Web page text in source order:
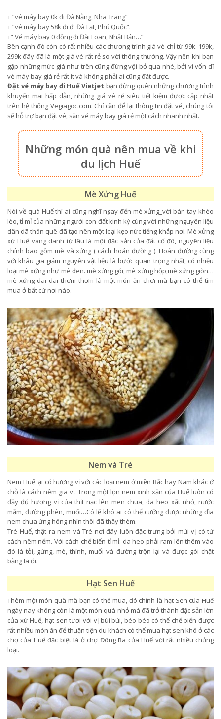
+ “vé máy bay 0k đi Đà Nẵng, Nha Trang”
+ “vé máy bay 58k đi đi Đà Lạt, Phú Quốc”.
+“ Vé máy bay 0 đồng đi Đài Loan, Nhật Bản…”
Bên cạnh đó còn có rất nhiều các chương trình giá vé chỉ từ 99k. 199k,
299k đây đã là một giá vé rất rẻ so với thông thường. Vậy nên khi bạn
gặp những mức giá như trên cũng đừng vội bỏ qua nhé, bởi vì vốn dĩ
vé máy bay giá rẻ rất ít và không phải ai cũng đặt được.
Đặt vé máy bay đi Huế Vietjet bạn đừng quên những chương trình
khuyến mãi hấp dẫn, những giá vé rẻ siêu tiết kiệm được cập nhật
trên hệ thống Vegiagoc.com. Chỉ cần để lại thông tin đặt vé, chúng tôi
sẽ hỗ trợ bạn đặt vé, săn vé máy bay giá rẻ một cách nhanh nhất.
Những món quà nên mua về khi
du lịch Huế
Mè Xửng Huế
Nói về quà Huế thì ai cũng nghĩ ngay đến mè xửng_với bàn tay khéo
léo, tỉ mỉ của những người con đất kinh kỳ cùng với những nguyên liệu
dân dã thôn quê đã tạo nên một loại kẹo nức tiếng khắp nơi. Mè xửng
xứ Huế vang danh từ lâu là một đặc sản của đất cố đô, nguyên liệu
chính bao gồm mè và xửng ( cách hoán đường ). Hoán đường cùng
với khâu gia giảm nguyên vật liệu là bước quan trọng nhất, có nhiều
loại mè xửng như mè đen. mè xửng gói, mè xửng hộp,mè xửng giòn…
mè xửng dai dai thơm thơm là một món ăn chơi mà bạn có thể tìm
mua ở bất cứ nơi nào.
Nem và Tré
Nem Huế lại có hương vị với các loại nem ở miền Bắc hay Nam khác ở
chỗ là cách nêm gia vị. Trong một lọn nem xinh xắn của Huế luôn có
đầy đủ hương vị của thịt nạc lên men chua, da heo xắt nhỏ, nước
mắm, đường phèn, muối…Có lẽ khó ai có thể cưỡng được những đĩa
nem chua ửng hồng nhìn thôi đã thấy thèm.
Tré Huế, thật ra nem và Tré nơi đây luôn đặc trưng bởi mùi vị có từ
cách nêm nếm. Với cách chế biến tỉ mỉ: da heo phải ram lên thêm vào
đó là tỏi, gừng, mè, thính, muối và đường trộn lại và được gói chặt
bằng lá ổi.
Hạt Sen Huế
Thêm một món quà mà bạn có thể mua, đó chính là hạt Sen của Huế
ngày nay không còn là một món quà nhỏ mà đã trở thành đặc sản lớn
của xứ Huế, hạt sen tươi với vị bùi bùi, béo béo có thể chế biến được
rất nhiều món ăn để thuận tiện du khách có thể mua hạt sen khô ở các
chợ của Huế đặc biệt là ở chợ Đông Ba của Huế với rất nhiều chủng
loại.